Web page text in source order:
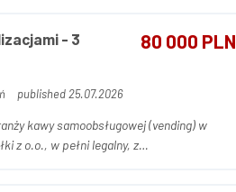
80 000 PLN
- 3
published 25.07.2026
kawy samoobsługowej (vending) w
z o.o., w pełni legalny, z